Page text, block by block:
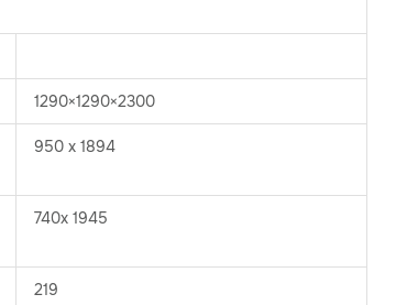
1290×1290×2300
950 х 1894
740х 1945
219